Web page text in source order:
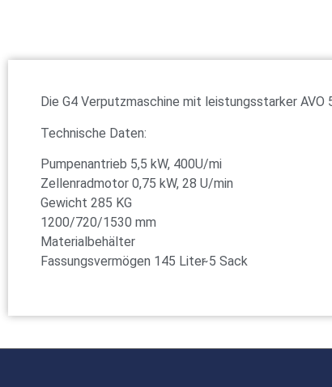
Die G4 Verputzmaschine mit leistungsstarker
Technische Daten:
Pumpenantrieb 5,5 kW, 400U/mi
Zellenradmotor 0,75 kW, 28 U/min
Gewicht 285 KG
1200/720/1530 mm
Materialbehälter
Fassungsvermögen 145 Liter ̴5 Sack